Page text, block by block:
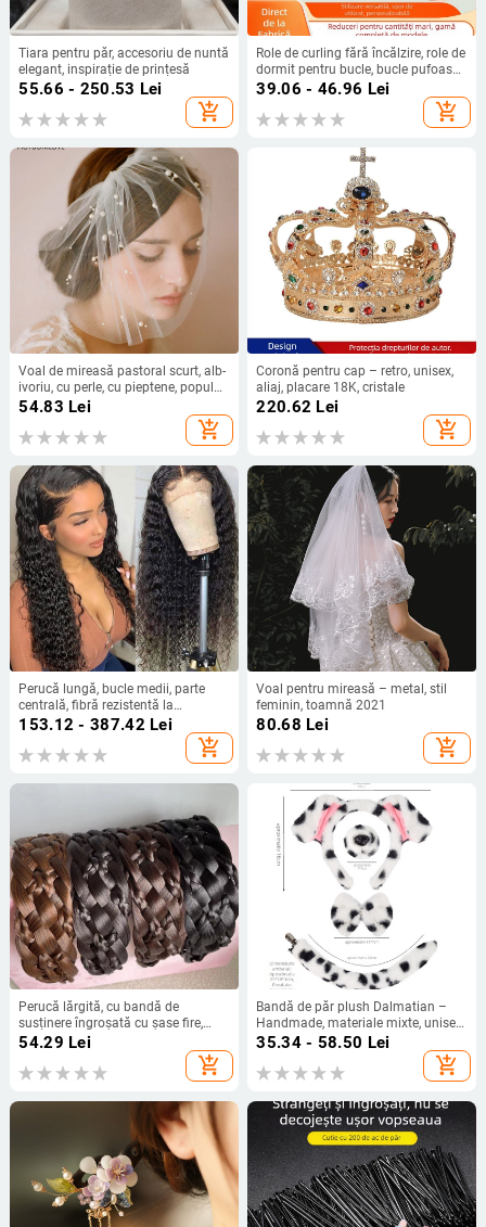
Tiara pentru păr, accesoriu de nuntă
elegant, inspirație de prințesă
55.66 - 250.53 Lei
add_shopping_cart
Role de curling fără încălzire, role de
dormit pentru bucle, bucle pufoase
la rădăcini, role pentru styling la
39.06 - 46.96 Lei
add_shopping_cart
Voal de mireasă pastoral scurt, alb-
ivoriu, cu perle, cu pieptene, popular
în comerț exterior european și
54.83 Lei
add_shopping_cart
Coronă pentru cap – retro, unisex,
aliaj, placare 18K, cristale
220.62 Lei
add_shopping_cart
Perucă lungă, bucle medii, parte
centrală, fibră rezistentă la
temperatură, model ZH8105, pentru
153.12 - 387.42 Lei
add_shopping_cart
Voal pentru mireasă – metal, stil
feminin, toamnă 2021
80.68 Lei
add_shopping_cart
Perucă lărgită, cu bandă de
susținere îngroșată cu șase fire,
împletitură răsucită, cu bandă de
susținere pentru femei, o singură
bucată, cu os de pește, cu bandă de
54.29 Lei
add_shopping_cart
Bandă de păr plush Dalmatian –
Handmade, materiale mixte, unisex,
primăvara 2025
35.34 - 58.50 Lei
add_shopping_cart